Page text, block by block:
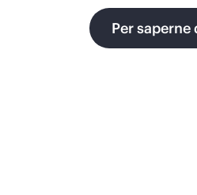
Per saperne